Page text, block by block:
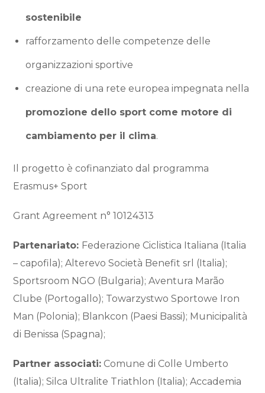
sostenibile
rafforzamento delle competenze delle
organizzazioni sportive
creazione di una rete europea impegnata nella
promozione dello sport come motore di
cambiamento per il clima.
Il progetto è cofinanziato dal programma
Erasmus+ Sport
Grant Agreement n° 10124313
Partenariato: Federazione Ciclistica Italiana (Italia
– capofila); Alterevo Società Benefit srl (Italia);
Sportsroom NGO (Bulgaria); Aventura Marão
Clube (Portogallo); Towarzystwo Sportowe Iron
Man (Polonia); Blankcon (Paesi Bassi); Municipalità
di Benissa (Spagna);
Partner associati: Comune di Colle Umberto
(Italia); Silca Ultralite Triathlon (Italia); Accademia